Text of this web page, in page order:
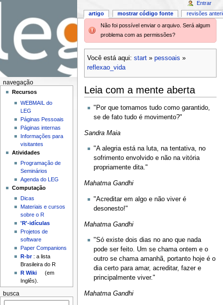
Não foi possível enviar o arquivo. Será algum
problema com as permissões?
Você está aqui: start» pessoais »
reflexao_vida
Leia com a mente aberta
"Por que tomamos tudo como garantido,
se de fato tudo é movimento?"
Sandra Maia
"A alegria está na luta, na tentativa, no
sofrimento envolvido e não na vitória
propriamente dita."
Mahatma Gandhi
"Acreditar em algo e não viver é
desonesto!"
Mahatma Gandhi
"Só existe dois dias no ano que nada
pode ser feito. Um se chama ontem e o
outro se chama amanhã, portanto hoje é o
dia certo para amar, acreditar, fazer e
principalmente viver."
Mahatma Gandhi
artigo mostrar código fonte revisões
Entrar
navegação
Recursos
WEBMAIL do
LEG
Páginas Pessoais
Páginas internas
Informações para
visitantes
Atividades
Programação de
Seminários
Agenda do LEG
Computação
Dicas
Materiais e cursos
sobre o R
'R'-idículas
Projetos de
software
Paper Companions
R-br: a lista
Brasileira do R
R Wiki
(em
Inglês).
busca